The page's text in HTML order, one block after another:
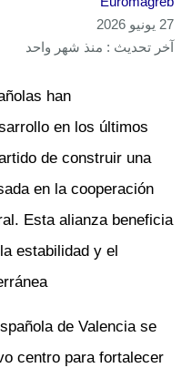
27 يونيو 2026
آخر تحديث : منذ شهر واحد
han
en los últimos
de construir una
en la cooperación
Esta alianza beneficia
estabilidad y el
de Valencia se
centro para fortalecer